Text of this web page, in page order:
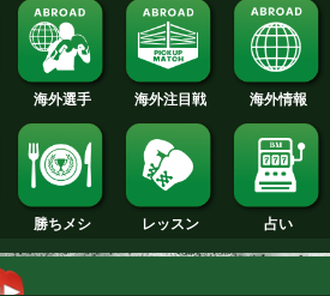
2012年
2011年
2010年